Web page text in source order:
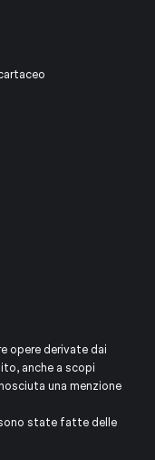
opere derivate dai
anche a scopi
una menzione
state fatte delle